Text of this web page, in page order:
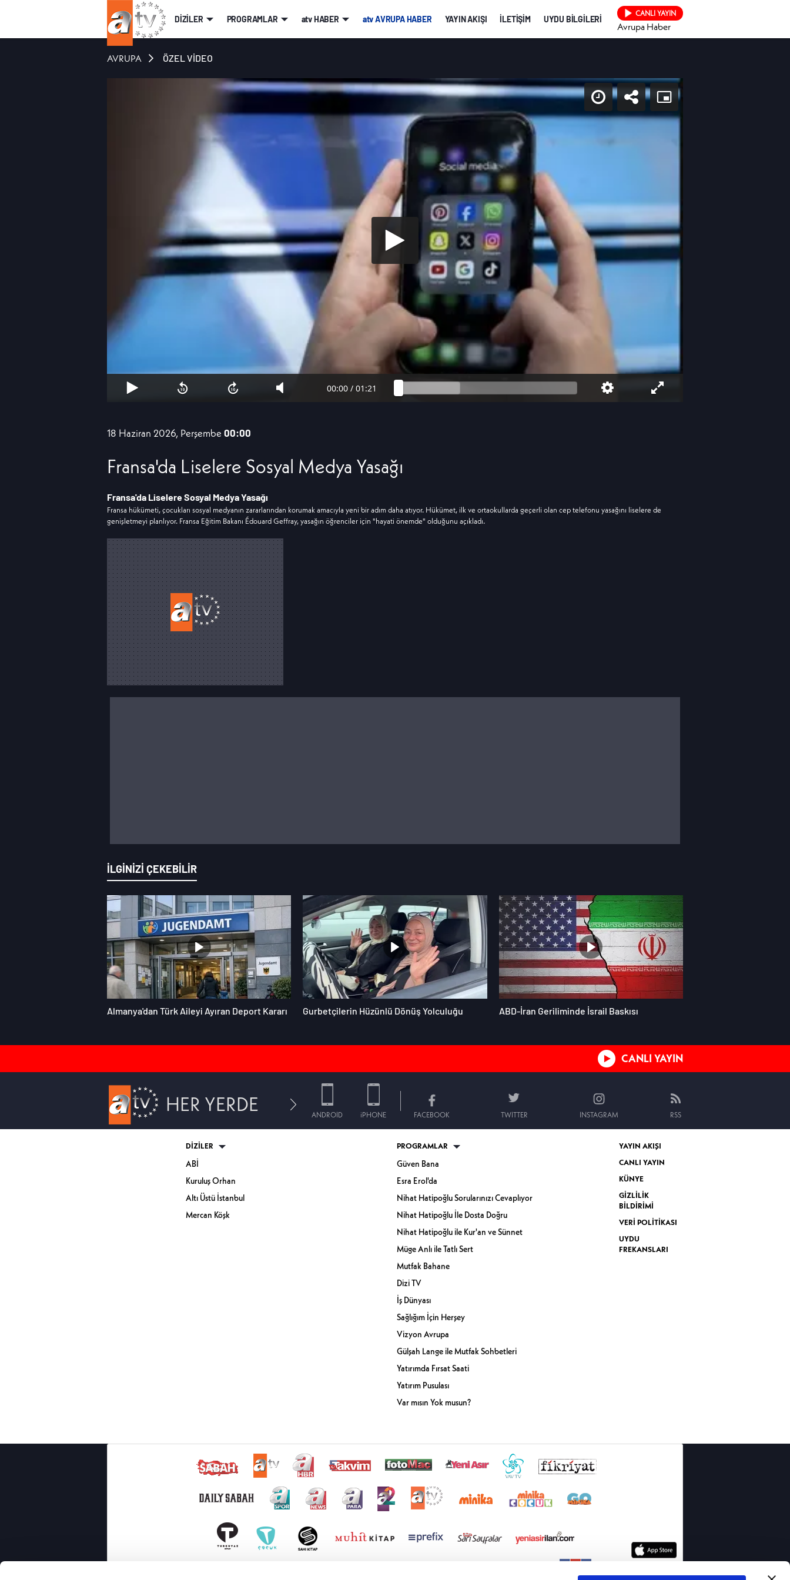
DİZİLER PROGRAMLAR atv HABER atv AVRUPA HABER YAYIN AKIŞI İLETİŞİM UYDU BİLGİLERİ
CANLI YAYIN
Avrupa Haber
AVRUPA ÖZEL VİDEO
00:00 / 01:21
18 Haziran 2026, Perşembe 00:00
Fransa'da Liselere Sosyal Medya Yasağı
Fransa'da Liselere Sosyal Medya Yasağı
Fransa hükümeti, çocukları sosyal medyanın zararlarından korumak amacıyla yeni bir adım daha atıyor. Hükümet, ilk ve ortaokullarda geçerli olan cep telefonu yasağını liselere de
genişletmeyi planlıyor. Fransa Eğitim Bakanı Édouard Geffray, yasağın öğrenciler için "hayati önemde" olduğunu açıkladı.
İLGİNİZİ ÇEKEBİLİR
Almanya'dan Türk Aileyi Ayıran Deport Kararı Gurbetçilerin Hüzünlü Dönüş Yolculuğu ABD-İran Geriliminde İsrail Baskısı
CANLI YAYIN
HER YERDE ANDROID iPHONE FACEBOOK TWITTER INSTAGRAM RSS
DİZİLER
ABİ
Kuruluş Orhan
Altı Üstü İstanbul
Mercan Köşk
PROGRAMLAR
Güven Bana
Esra Erol'da
Nihat Hatipoğlu Sorularınızı Cevaplıyor
Nihat Hatipoğlu İle Dosta Doğru
Nihat Hatipoğlu ile Kur'an ve Sünnet
Müge Anlı ile Tatlı Sert
Mutfak Bahane
Dizi TV
İş Dünyası
Sağlığım İçin Herşey
Vizyon Avrupa
Gülşah Lange ile Mutfak Sohbetleri
Yatırımda Fırsat Saati
Yatırım Pusulası
Var mısın Yok musun?
YAYIN AKIŞI
CANLI YAYIN
KÜNYE
GİZLİLİK
BİLDİRİMİ
VERİ POLİTİKASI
UYDU
FREKANSLARI